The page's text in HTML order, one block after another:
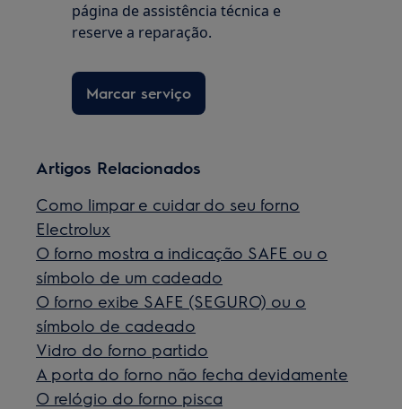
página de assistência técnica e
reserve a reparação.
Marcar serviço
Artigos Relacionados
Como limpar e cuidar do seu forno
Electrolux
O forno mostra a indicação SAFE ou o
símbolo de um cadeado
O forno exibe SAFE (SEGURO) ou o
símbolo de cadeado
Vidro do forno partido
A porta do forno não fecha devidamente
O relógio do forno pisca